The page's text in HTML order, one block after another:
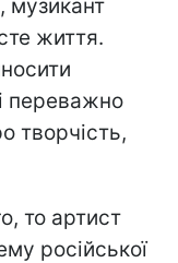
музикант
життя.
переважно
творчість,
то артист
російської